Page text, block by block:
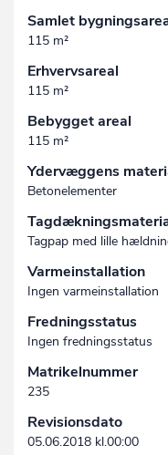
Samlet
115 m²
Erhvervsareal
115 m²
Bebygget areal
115 m²
Ydervæggens
Betonelementer
Tagpap med lille
Varmeinstallation
Ingen varmeinstallation
Fredningsstatus
Ingen fredningsstatus
Matrikelnummer
235
Revisionsdato
05.06.2018 kl.00:00